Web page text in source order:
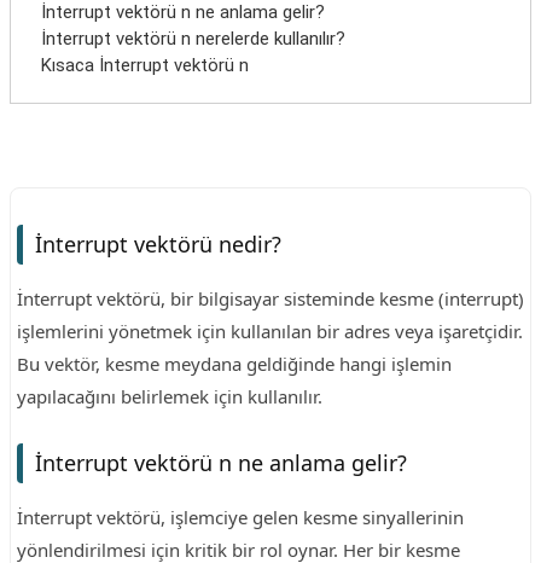
İnterrupt vektörü n ne anlama gelir?
İnterrupt vektörü n nerelerde kullanılır?
Kısaca İnterrupt vektörü n
İnterrupt vektörü nedir?
İnterrupt vektörü, bir bilgisayar sisteminde kesme (interrupt)
işlemlerini yönetmek için kullanılan bir adres veya işaretçidir.
Bu vektör, kesme meydana geldiğinde hangi işlemin
yapılacağını belirlemek için kullanılır.
İnterrupt vektörü n ne anlama gelir?
İnterrupt vektörü, işlemciye gelen kesme sinyallerinin
yönlendirilmesi için kritik bir rol oynar. Her bir kesme